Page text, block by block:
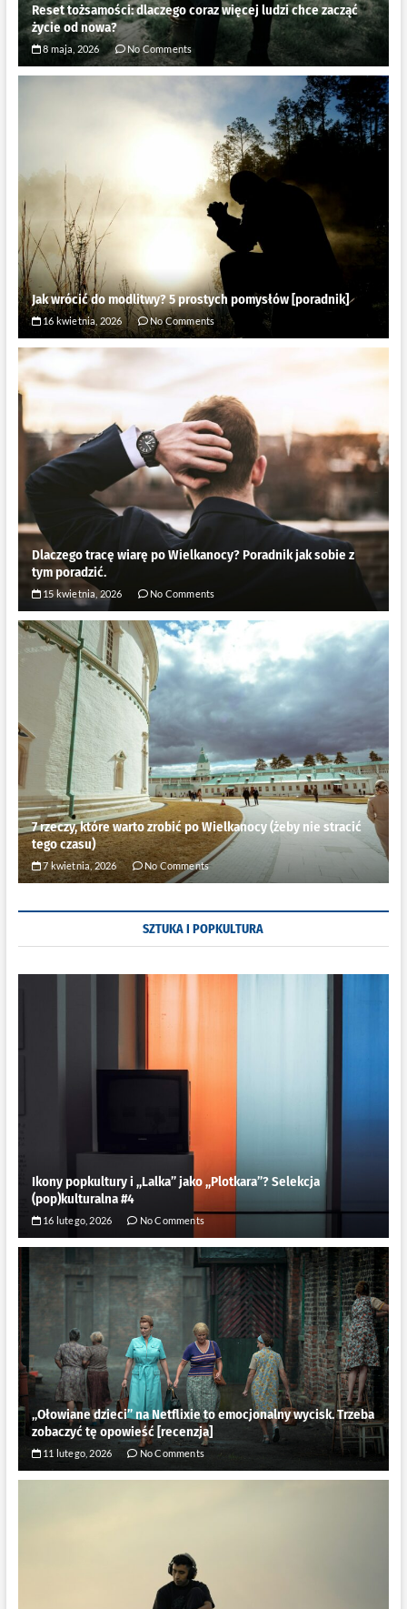
Reset tożsamości: dlaczego coraz więcej ludzi chce zacząć
życie od nowa?
8 maja, 2026 No Comments
Jak wrócić do modlitwy? 5 prostych pomysłów [poradnik]
16 kwietnia, 2026 No Comments
Dlaczego tracę wiarę po Wielkanocy? Poradnik jak sobie z
tym poradzić.
15 kwietnia, 2026 No Comments
7 rzeczy, które warto zrobić po Wielkanocy (żeby nie stracić
tego czasu)
7 kwietnia, 2026 No Comments
SZTUKA I POPKULTURA
Ikony popkultury i ,,Lalka” jako ,,Plotkara”? Selekcja
(pop)kulturalna #4
16 lutego, 2026 No Comments
„Ołowiane dzieci” na Netflixie to emocjonalny wycisk. Trzeba
zobaczyć tę opowieść [recenzja]
11 lutego, 2026 No Comments